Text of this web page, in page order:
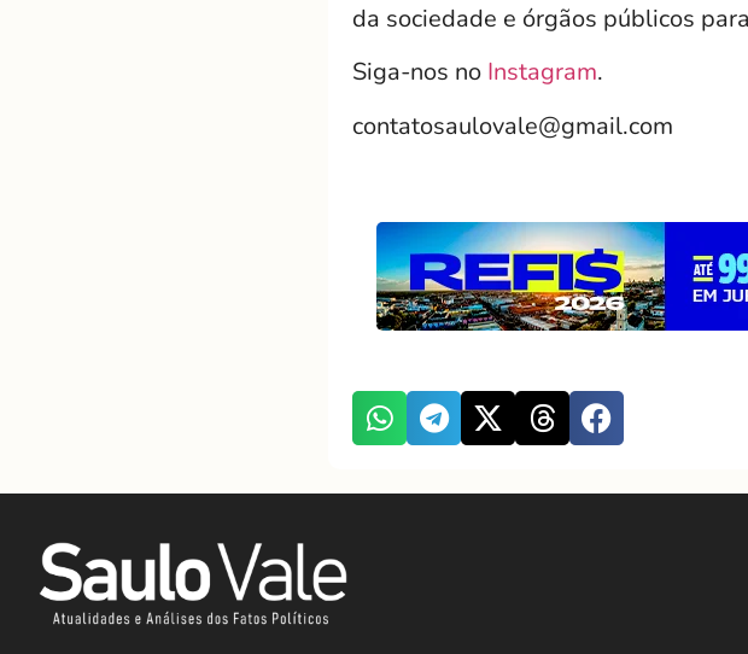
da sociedade e órgãos públicos
Siga-nos no Instagram.
contatosaulovale@gmail.com